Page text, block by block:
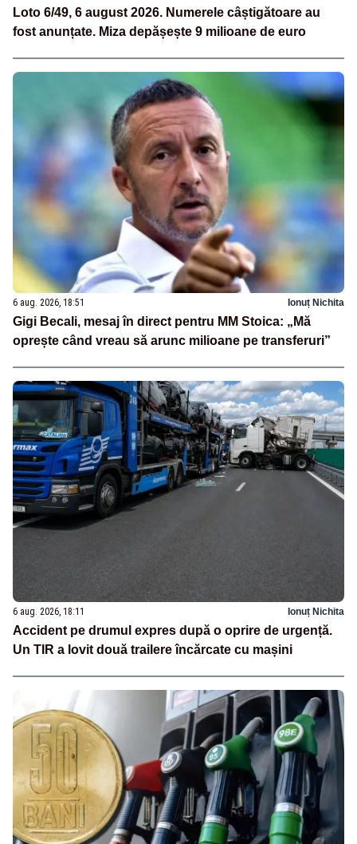
Loto 6/49, 6 august 2026. Numerele câștigătoare au
fost anunțate. Miza depășește 9 milioane de euro
6 aug. 2026, 18:51 Ionuț Nichita
Gigi Becali, mesaj în direct pentru MM Stoica: „Mă
oprește când vreau să arunc milioane pe transferuri”
6 aug. 2026, 18:11 Ionuț Nichita
Accident pe drumul expres după o oprire de urgență.
Un TIR a lovit două trailere încărcate cu mașini